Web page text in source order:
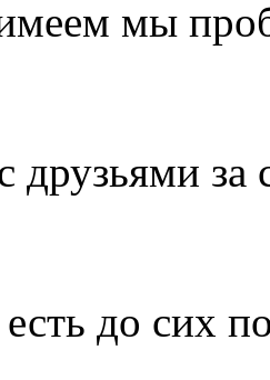
мы
друзьями за
до сих